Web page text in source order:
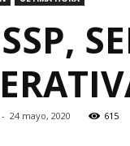
- 24 mayo, 2020 615